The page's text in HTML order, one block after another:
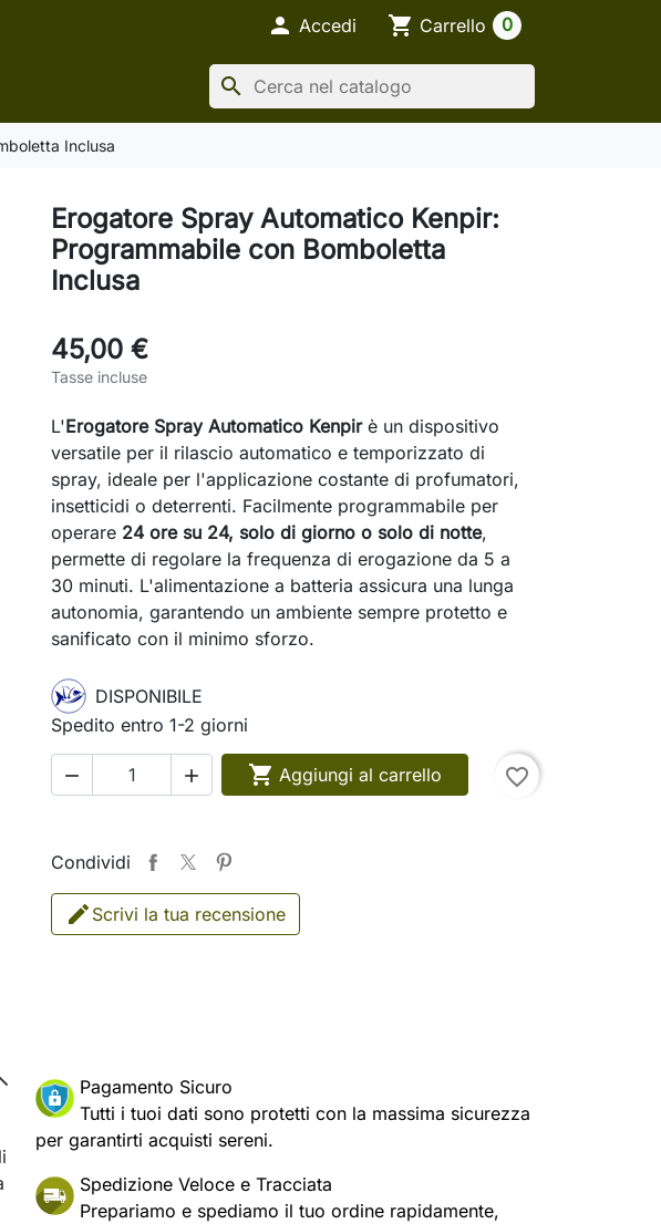
 Accedi shopping_cart Carrello 0
search
Inclusa
Erogatore Spray Automatico Kenpir:
Programmabile con Bomboletta
Inclusa
45,00 €
Tasse incluse
L'Erogatore Spray Automatico Kenpirè un dispositivo
versatile per il rilascio automatico e temporizzato di
spray, ideale per l'applicazione costante di profumatori,
insetticidi o deterrenti. Facilmente programmabile per
operare 24 ore su 24, solo di giorno o solo di notte,
permette di regolare la frequenza di erogazione da 5 a
30 minuti. L'alimentazione a batteria assicura una lunga
autonomia, garantendo un ambiente sempre protetto e
sanificato con il minimo sforzo.
DISPONIBILE
Spedito entro 1-2 giorni
   Aggiungi al carrello favorite_border
Condividi
Scrivi la tua recensione
Pagamento Sicuro
Tutti i tuoi dati sono protetti con la massima sicurezza
per garantirti acquisti sereni.
Spedizione Veloce e Tracciata
Prepariamo e spediamo il tuo ordine rapidamente,